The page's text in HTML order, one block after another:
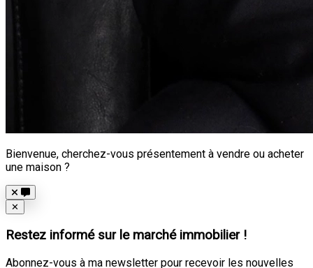
Bienvenue, cherchez-vous présentement à vendre ou acheter
une maison ?
Close
✕
Restez informé sur le marché immobilier !
Abonnez-vous à ma newsletter pour recevoir les nouvelles